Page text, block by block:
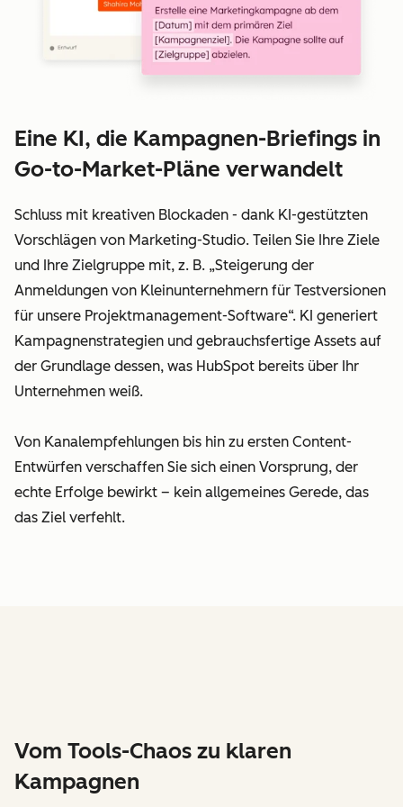
Eine KI, die Kampagnen-Briefings in
Go-to-Market-Pläne verwandelt
Schluss mit kreativen Blockaden - dank KI-gestützten
Vorschlägen von Marketing-Studio. Teilen Sie Ihre Ziele
und Ihre Zielgruppe mit, z. B. „Steigerung der
Anmeldungen von Kleinunternehmern für Testversionen
für unsere Projektmanagement-Software“. KI generiert
Kampagnenstrategien und gebrauchsfertige Assets auf
der Grundlage dessen, was HubSpot bereits über Ihr
Unternehmen weiß.
Von Kanalempfehlungen bis hin zu ersten Content-
Entwürfen verschaffen Sie sich einen Vorsprung, der
echte Erfolge bewirkt – kein allgemeines Gerede, das
das Ziel verfehlt.
Vom Tools-Chaos zu klaren
Kampagnen